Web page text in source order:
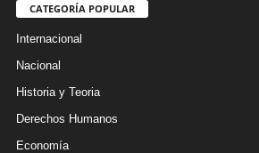
CATEGORÍA POPULAR
Internacional
Nacional
Historia y Teoria
Derechos Humanos
Economía